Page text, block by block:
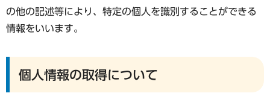
の他の記述等により、特定の個人を識別することができる
情報をいいます。
個人情報の取得について